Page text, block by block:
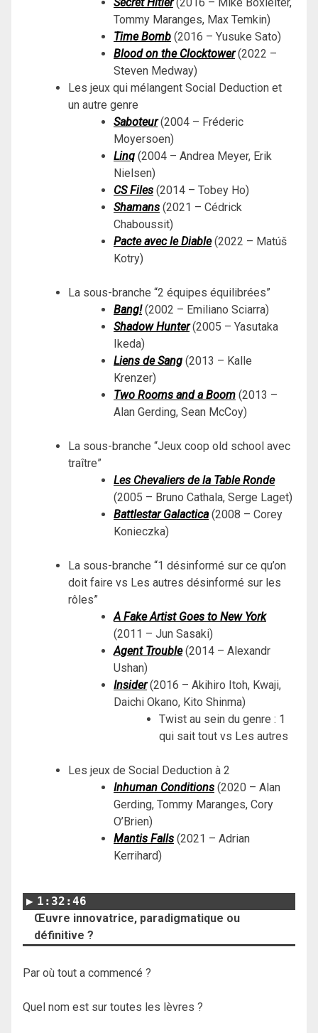
Tommy Maranges, Max Temkin)
Time Bomb (2016 – Yusuke Sato)
Blood on the Clocktower(2022 –
Steven Medway)
Les jeux qui mélangent Social Deduction et
un autre genre
Saboteur (2004 – Fréderic
Moyersoen)
Linq (2004 – Andrea Meyer, Erik
Nielsen)
CS Files (2014 – Tobey Ho)
Shamans (2021 – Cédrick
Chaboussit)
Pacte avec le Diable(2022 – Matúš
Kotry)
La sous-branche “2 équipes équilibrées”
Bang!(2002 – Emiliano Sciarra)
Shadow Hunter(2005 – Yasutaka
Ikeda)
Liens de Sang (2013 – Kalle
Krenzer)
Two Rooms and a Boom (2013 –
Alan Gerding, Sean McCoy)
La sous-branche “Jeux coop old school avec
traître”
Les Chevaliers de la Table Ronde
(2005 – Bruno Cathala, Serge Laget)
Battlestar Galactica(2008 – Corey
Konieczka)
La sous-branche “1 désinformé sur ce qu’on
doit faire vs Les autres désinformé sur les
rôles”
A Fake Artist Goes to New York
(2011 – Jun Sasaki)
Agent Trouble(2014 – Alexandr
Ushan)
Insider(2016 – Akihiro Itoh, Kwaji,
Daichi Okano, Kito Shinma)
Twist au sein du genre : 1
qui sait tout vs Les autres
Les jeux de Social Deduction à 2
Inhuman Conditions (2020 – Alan
Gerding, Tommy Maranges, Cory
O’Brien)
Mantis Falls (2021 – Adrian
Kerrihard)
1:32:46
Œuvre innovatrice, paradigmatique ou
définitive ?
Par où tout a commencé ?
Quel nom est sur toutes les lèvres ?